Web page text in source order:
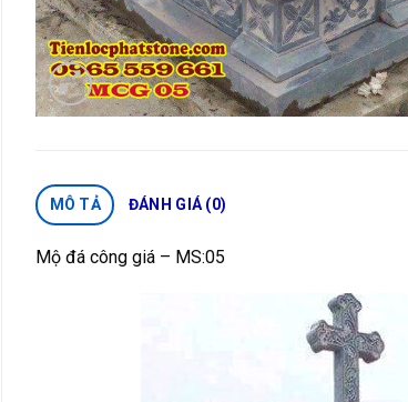
MÔ TẢ ĐÁNH GIÁ (0)
Mộ đá công giá – MS:05